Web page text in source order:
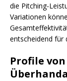
die Pitching-
Variationen
entscheidend für
Profile